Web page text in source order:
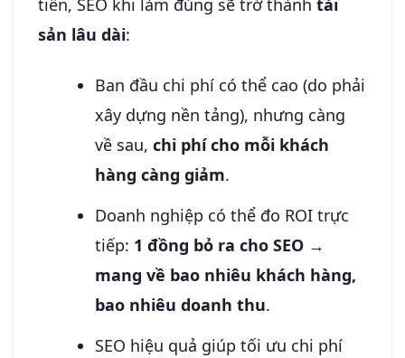
tiền, SEO khi làm đúng sẽ trở thành tài
sản lâu dài:
Ban đầu chi phí có thể cao (do phải
xây dựng nền tảng), nhưng càng
về sau,chi phí cho mỗi khách
hàng càng giảm.
Doanh nghiệp có thể đo ROI trực
tiếp: 1 đồng bỏ ra cho SEO →
mang về bao nhiêu khách hàng,
bao nhiêu doanh thu.
SEO hiệu quả giúp tối ưu chi phí